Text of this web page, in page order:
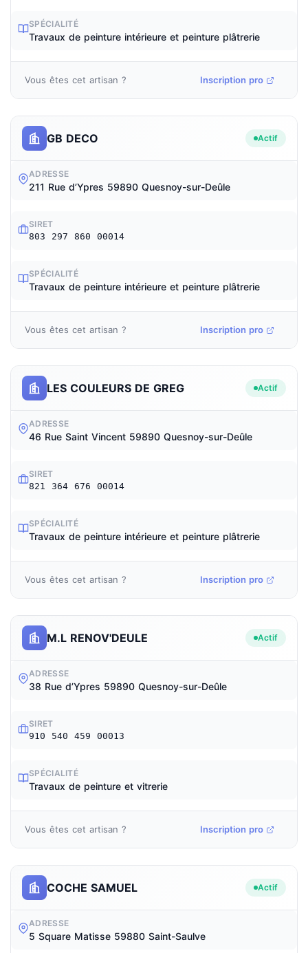
SPÉCIALITÉ
Travaux de peinture intérieure et peinture plâtrerie
Vous êtes cet artisan ? Inscription pro
GB DECO Actif
ADRESSE
211 Rue d’Ypres 59890 Quesnoy-sur-Deûle
SIRET
803 297 860 00014
SPÉCIALITÉ
Travaux de peinture intérieure et peinture plâtrerie
Vous êtes cet artisan ? Inscription pro
LES COULEURS DE GREG Actif
ADRESSE
46 Rue Saint Vincent 59890 Quesnoy-sur-Deûle
SIRET
821 364 676 00014
SPÉCIALITÉ
Travaux de peinture intérieure et peinture plâtrerie
Vous êtes cet artisan ? Inscription pro
M.L RENOV'DEULE Actif
ADRESSE
38 Rue d’Ypres 59890 Quesnoy-sur-Deûle
SIRET
910 540 459 00013
SPÉCIALITÉ
Travaux de peinture et vitrerie
Vous êtes cet artisan ? Inscription pro
COCHE SAMUEL Actif
ADRESSE
5 Square Matisse 59880 Saint-Saulve